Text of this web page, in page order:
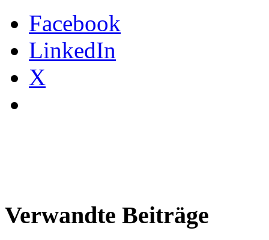
Facebook
LinkedIn
X
Verwandte Beiträge